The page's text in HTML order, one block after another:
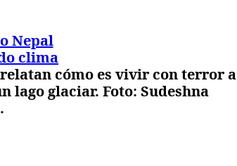
cómo es vivir con terror a
lago glaciar. Foto: Sudeshna